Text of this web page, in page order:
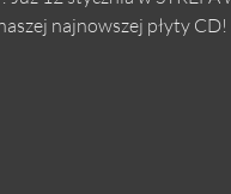
najnowszej płyty CD!